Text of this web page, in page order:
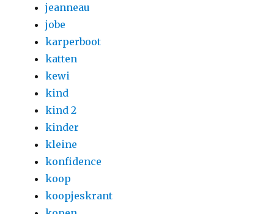
jeanneau
jobe
karperboot
katten
kewi
kind
kind 2
kinder
kleine
konfidence
koop
koopjeskrant